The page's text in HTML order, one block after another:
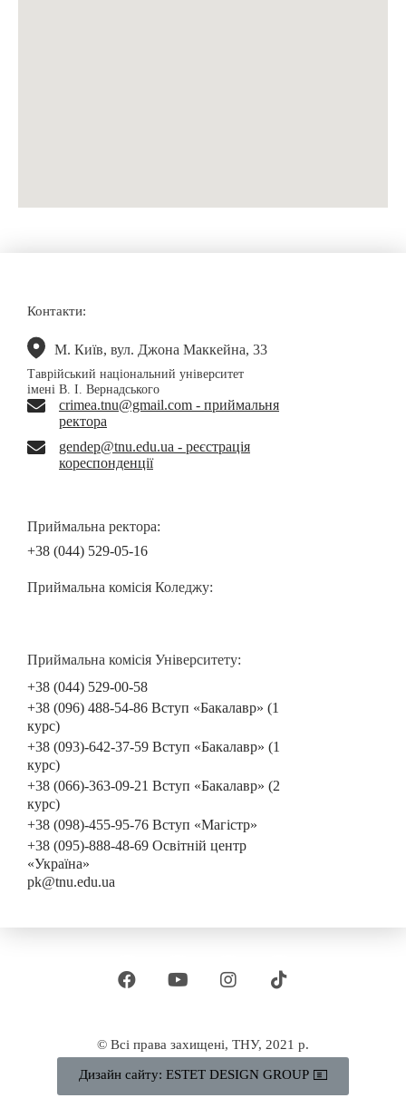
Контакти:
М. Київ, вул. Джона Маккейна, 33
Таврійський національний університет
імені В. І. Вернадського
crimea.tnu@gmail.com - приймальня
ректора
gendep@tnu.edu.ua - реєстрація
кореспонденції
Приймальна ректора:
+38 (044) 529-05-16
Приймальна комісія Коледжу:
Приймальна комісія Університету:
+38 (044) 529-00-58
+38 (096) 488-54-86 Вступ «Бакалавр» (1
курс)
+38 (093)-642-37-59 Вступ «Бакалавр» (1
курс)
+38 (066)-363-09-21 Вступ «Бакалавр» (2
курс)
+38 (098)-455-95-76 Вступ «Магістр»
+38 (095)-888-48-69 Освітній центр
«Україна»
pk@tnu.edu.ua
© Всі права захищені, ТНУ, 2021 р.
Дизайн сайту: ESTET DESIGN GROUP